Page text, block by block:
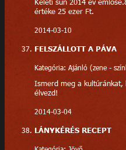
értéke 25 ezer Ft.
2014-03-10
FELSZÁLLOTT A PÁVA
Kategória: Ajánló (zene -
Ismerd meg a kultúránkat,
élvezd!
2014-03-04
LÁNYKÉRÉS RECEPT